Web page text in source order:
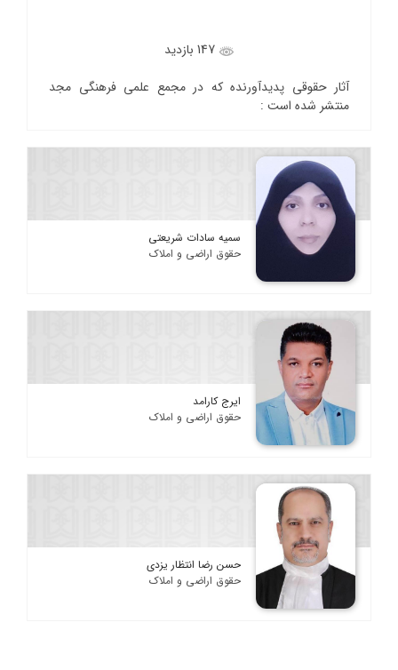
147 بازدید
آثار حقوقی پدیدآورنده که در مجمع علمی فرهنگی مجد
منتشر شده است :
سمیه سادات شریعتی
حقوق اراضی و املاک
ایرج کارامد
حقوق اراضی و املاک
حسن رضا انتظار یزدی
حقوق اراضی و املاک